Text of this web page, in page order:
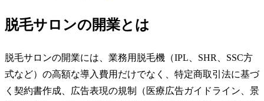
脱毛サロンの開業とは
脱毛サロンの開業には、業務用脱毛機（IPL、SHR、SSC方
式など）の高額な導入費用だけでなく、特定商取引法に基づ
く契約書作成、広告表現の規制（医療広告ガイドライン、景